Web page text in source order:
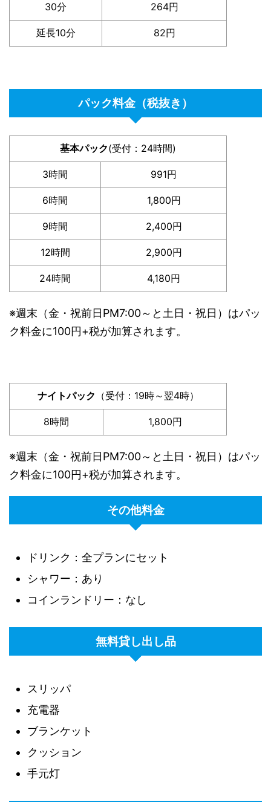
30分 264円
延長10分 82円
パック料金（税抜き）
基本パック(受付：24時間)
3時間 991円
6時間 1,800円
9時間 2,400円
12時間 2,900円
24時間 4,180円
※週末（金・祝前日PM7:00～と土日・祝日）はパッ
ク料金に100円+税が加算されます。
ナイトパック （受付：19時～翌4時）
8時間 1,800円
※週末（金・祝前日PM7:00～と土日・祝日）はパッ
ク料金に100円+税が加算されます。
その他料金
ドリンク：全プランにセット
シャワー：あり
コインランドリー：なし
無料貸し出し品
スリッパ
充電器
ブランケット
クッション
手元灯